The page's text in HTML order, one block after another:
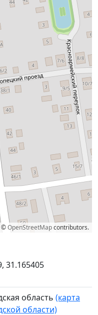
©OpenStreetMapcontributors.
31.165405
область (карта
области)